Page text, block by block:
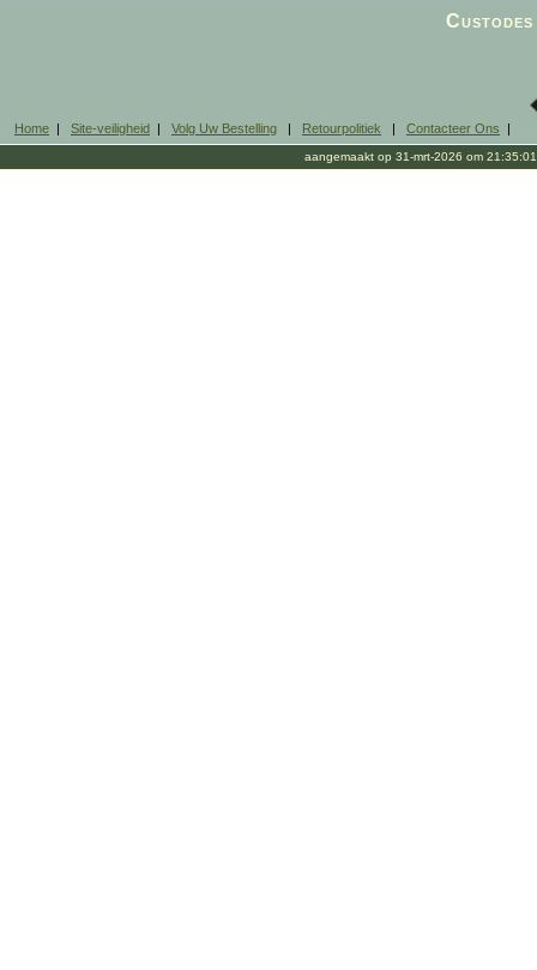
Home | Site-veiligheid | Volg Uw Bestelling | Retourpolitiek | Contacteer Ons |
aangemaakt op 31-mrt-2026 om